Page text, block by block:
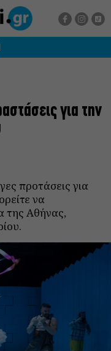
για την
προτάσεις για
να
της Αθήνας,